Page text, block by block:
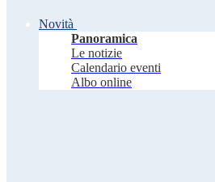
Novità
Panoramica
Le notizie
Calendario eventi
Albo online